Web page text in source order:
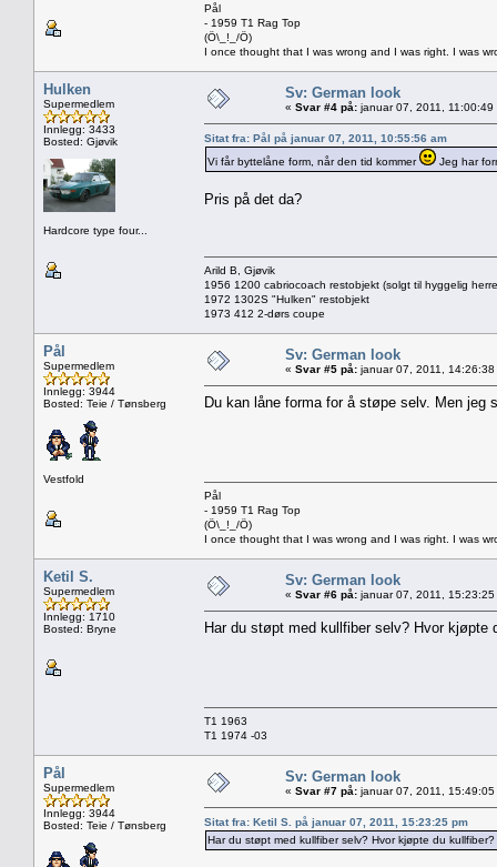
Pål
- 1959 T1 Rag Top
(Ö\_!_/Ö)
I once thought that I was wrong and I was right. I was
Hulken
Supermedlem
Innlegg: 3433
Bosted: Gjøvik
Hardcore type four...
Sv: German look
« Svar #4 på: januar 07, 2011, 11:00:49
Sitat fra: Pål på januar 07, 2011, 10:55:56 am
Vi får byttelåne form, når den tid kommer
Jeg har
Pris på det da?
Arild B, Gjøvik
1956 1200 cabriocoach restobjekt (solgt til hyggelig
1972 1302S "Hulken" restobjekt
1973 412 2-dørs coupe
Pål
Supermedlem
Innlegg: 3944
Bosted: Teie / Tønsberg
Vestfold
Sv: German look
« Svar #5 på: januar 07, 2011, 14:26:38
Du kan låne forma for å støpe selv. Men jeg
Pål
- 1959 T1 Rag Top
(Ö\_!_/Ö)
I once thought that I was wrong and I was right. I was
Ketil S.
Supermedlem
Innlegg: 1710
Bosted: Bryne
Sv: German look
« Svar #6 på: januar 07, 2011, 15:23:25
Har du støpt med kullfiber selv? Hvor kjøpte
T1 1963
T1 1974 -03
Pål
Supermedlem
Innlegg: 3944
Bosted: Teie / Tønsberg
Sv: German look
« Svar #7 på: januar 07, 2011, 15:49:05
Sitat fra: Ketil S. på januar 07, 2011, 15:23:25 pm
Har du støpt med kullfiber selv? Hvor kjøpte du kullfiber?